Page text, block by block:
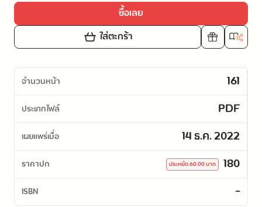
ซื้อเลย
ใส่ตะกร้า
จำนวนหน้า 161
ประเภทไฟล์ PDF
เผยแพร่เมื่อ 14 ธ.ค. 2022
ราคาปก 180
ประหยัด60.00บาท
ISBN -